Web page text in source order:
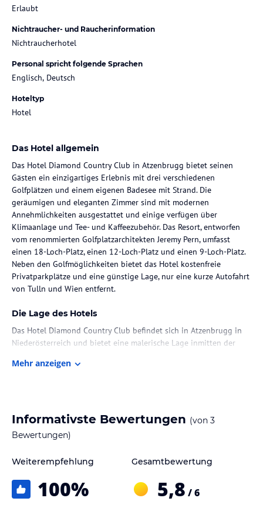
Erlaubt
Nichtraucher- und Raucherinformation
Nichtraucherhotel
Personal spricht folgende Sprachen
Englisch, Deutsch
Hoteltyp
Hotel
Das Hotel allgemein
Das Hotel Diamond Country Club in Atzenbrugg bietet seinen
Gästen ein einzigartiges Erlebnis mit drei verschiedenen
Golfplätzen und einem eigenen Badesee mit Strand. Die
geräumigen und eleganten Zimmer sind mit modernen
Annehmlichkeiten ausgestattet und einige verfügen über
Klimaanlage und Tee- und Kaffeezubehör. Das Resort, entworfen
vom renommierten Golfplatzarchitekten Jeremy Pern, umfasst
einen 18-Loch-Platz, einen 12-Loch-Platz und einen 9-Loch-Platz.
Neben den Golfmöglichkeiten bietet das Hotel kostenfreie
Privatparkplätze und eine günstige Lage, nur eine kurze Autofahrt
von Tulln und Wien entfernt.
Die Lage des Hotels
Das Hotel Diamond Country Club befindet sich in Atzenbrugg in
Niederösterreich und bietet eine malerische Lage inmitten der
Umgebung und bietet einen atemberaubenden Blick auf die
etwa 40 Minuten mit dem Auto.
Zimmer / Unterbringung im Hotel
Die Zimmer im Hotel Diamond Country Club sind geräumig und
Annehmlichkeiten wie einen Flachbild-Sat-TV, einen Safe und ein
eigenes Badezimmer. Einige Zimmer bieten auch Tee- und
Mehr anzeigen
Informativste Bewertungen (von 3
Bewertungen)
Weiterempfehlung
100%
Gesamtbewertung
5,8 / 6